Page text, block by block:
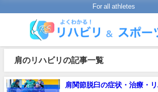
For all athletes
肩のリハビリの記事一覧
肩関節脱臼の症状・治療・